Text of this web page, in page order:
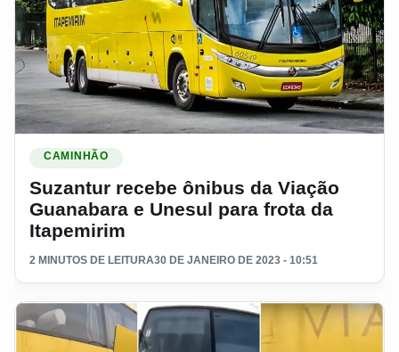
CAMINHÃO
Suzantur recebe ônibus da Viação
Guanabara e Unesul para frota da
Itapemirim
2 MINUTOS DE LEITURA30 DE JANEIRO DE 2023 - 10:51